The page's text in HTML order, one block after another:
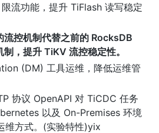
流功能，提升 TiFlash 读写稳定
流控机制代替之前的 RocksDB
，提升 TiKV 流控稳定性。
(DM) 工具运维，降低运维管
协议 OpenAPI 对 TiCDC 任务
以及 On-Premises 环境
维方式。(实验特性)yix